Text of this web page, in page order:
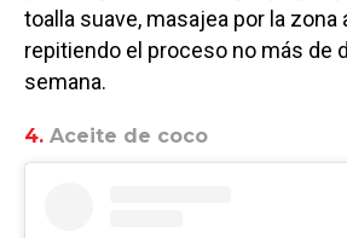
toalla suave, masajea por la zona
repitiendo el proceso no más de
semana.
4. Aceite de coco